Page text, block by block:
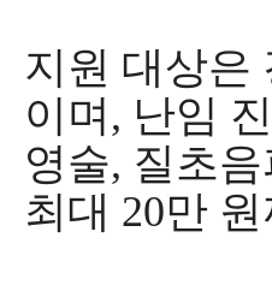
지원 대상은
이며 , 난임
영술, 질초
최대 20만